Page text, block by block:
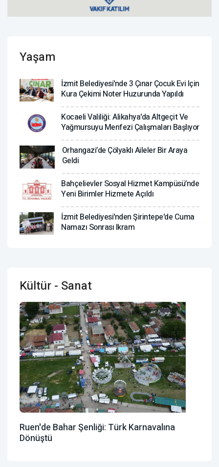
Yaşam
İzmit Belediyesi'nde 3 Çınar Çocuk Evi Için
Kura Çekimi Noter Huzurunda Yapıldı
Kocaeli Valiliği: Alikahya'da Altgeçit Ve
Yağmursuyu Menfezi Çalışmaları Başlıyor
Orhangazi’de Çölyaklı Aileler Bir Araya
Geldi
Bahçelievler Sosyal Hizmet Kampüsü’nde
Yeni Birimler Hizmete Açıldı
İzmit Belediyesi'nden Şirintepe'de Cuma
Namazı Sonrası Ikram
Kültür - Sanat
Ruen'de Bahar Şenliği: Türk Karnavalına
Dönüştü